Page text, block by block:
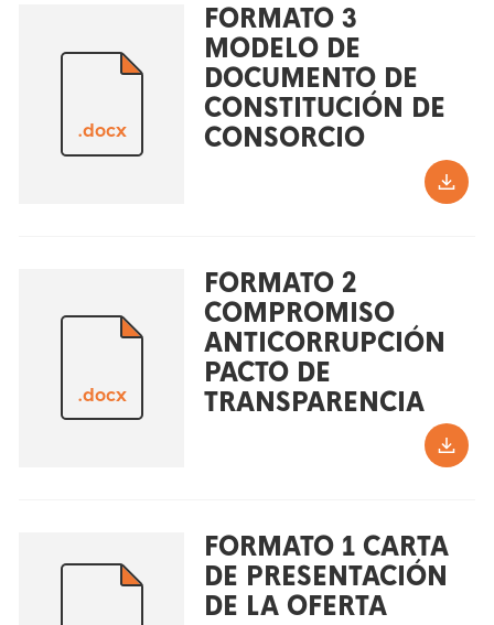
.docx
FORMATO 3
MODELO DE
DOCUMENTO DE
CONSTITUCIÓN DE
CONSORCIO
.docx
FORMATO 2
COMPROMISO
ANTICORRUPCIÓN
PACTO DE
TRANSPARENCIA
FORMATO 1 CARTA
DE PRESENTACIÓN
DE LA OFERTA